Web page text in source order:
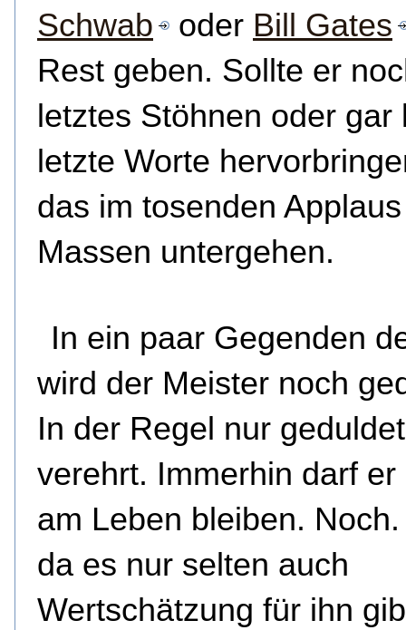
Schwab
oder Bill Gates
Rest geben. Sollte er
letztes Stöhnen oder gar
letzte Worte
das im tosenden
Massen untergehen.
In ein paar Gegenden
wird der Meister noch
In der Regel nur
verehrt. Immerhin darf er
am Leben bleiben.
da es nur selten auch
Wertschätzung für ihn